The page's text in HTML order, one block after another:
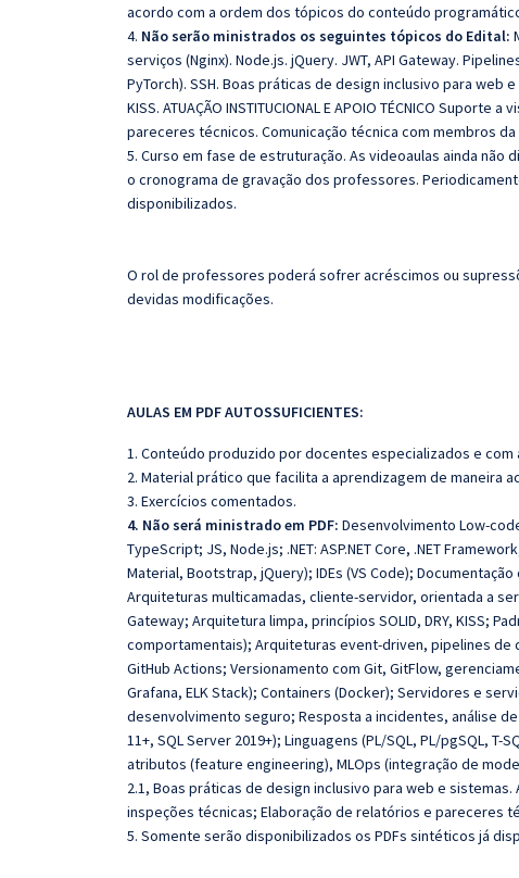
acordo com a ordem dos tópicos do conteúdo
4. Não serão ministrados os seguintes tópicos do Edital:
serviços (Nginx). Node.js. jQuery. JWT, API Gateway.
PyTorch). SSH. Boas práticas de design inclusivo para web
KISS. ATUAÇÃO INSTITUCIONAL E APOIO TÉCNICO
pareceres técnicos. Comunicação técnica com membros da
5. Curso em fase de estruturação. As videoaulas ainda
o cronograma de gravação dos professores.
disponibilizados.
O rol de professores poderá sofrer acréscimos ou
devidas modificações.
AULAS EM PDF AUTOSSUFICIENTES:
1. Conteúdo produzido por docentes especializados e
2. Material prático que facilita a aprendizagem de maneira
3. Exercícios comentados.
4. Não será ministrado em PDF: Desenvolvimento Low-
TypeScript; JS, Node.js; .NET: ASP.NET Core, .NET
Material, Bootstrap, jQuery); IDEs (VS Code);
Arquiteturas multicamadas, cliente-servidor, orientada a
Gateway; Arquitetura limpa, princípios SOLID, DRY, KISS;
comportamentais); Arquiteturas event-driven, pipelines de
GitHub Actions; Versionamento com Git, GitFlow,
Grafana, ELK Stack); Containers (Docker); Servidores e
desenvolvimento seguro; Resposta a incidentes, análise
11+, SQL Server 2019+); Linguagens (PL/SQL, PL/pgSQL,
atributos (feature engineering), MLOps (integração de
2.1, Boas práticas de design inclusivo para web e
inspeções técnicas; Elaboração de relatórios e pareceres
5. Somente serão disponibilizados os PDFs sintéticos já